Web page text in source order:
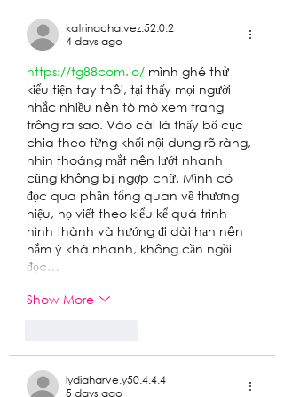
katrinacha.vez.52.0.2
4 days ago
https://tg88com.io/ mình ghé thử
kiểu tiện tay thôi, tại thấy mọi người
nhắc nhiều nên tò mò xem trang
trông ra sao. Vào cái là thấy bố cục
chia theo từng khối nội dung rõ ràng,
nhìn thoáng mắt nên lướt nhanh
cũng không bị ngợp chữ. Mình có
đọc qua phần tổng quan về thương
hiệu, họ viết theo kiểu kể quá trình
hình thành và hướng đi dài hạn nên
nắm ý khá nhanh, không cần ngồi
đọc…
Show More
lydiaharve.y50.4.4.4
5 days ago